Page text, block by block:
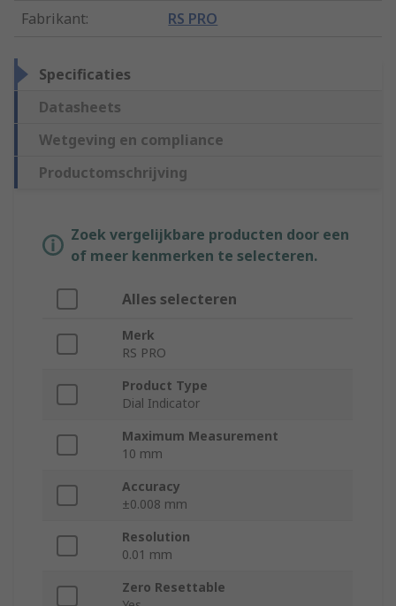
Fabrikant: RS PRO
Specificaties
Datasheets
Wetgeving en compliance
Productomschrijving
Zoek vergelijkbare producten door een
of meer kenmerken te selecteren.
Alles selecteren
Merk
RS PRO
Product Type
Dial Indicator
Maximum Measurement
10 mm
Accuracy
±0.008 mm
Resolution
0.01 mm
Zero Resettable